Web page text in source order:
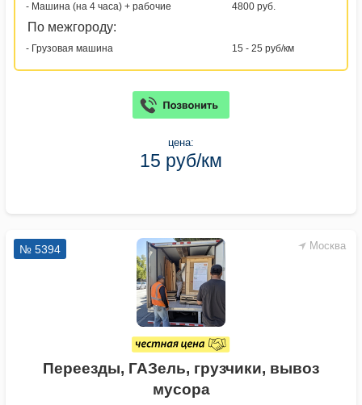
- Машина (на 4 часа) + рабочие
4800 руб.
По межгороду:
- Грузовая машина 15 - 25 руб/км
цена:
15 руб/км
Москва
№ 5394
Переезды, ГАЗель, грузчики, вывоз
мусора